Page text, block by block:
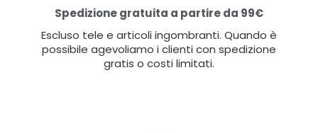
Spedizione gratuita a partire da 99€
Escluso tele e articoli ingombranti. Quando è
possibile agevoliamo i clienti con spedizione
gratis o costi limitati.